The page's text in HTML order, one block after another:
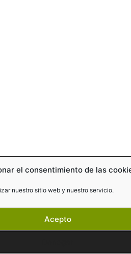
el consentimiento de las
nuestro sitio web y nuestro servicio.
Acepto